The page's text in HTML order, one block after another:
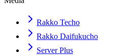
Rakko Techo
Rakko Daifukucho
Server Plus